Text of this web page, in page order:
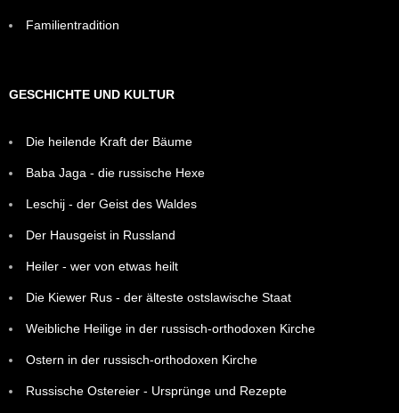
Familientradition
GESCHICHTE UND KULTUR
Die heilende Kraft der Bäume
Baba Jaga - die russische Hexe
Leschij - der Geist des Waldes
Der Hausgeist in Russland
Heiler - wer von etwas heilt
Die Kiewer Rus - der älteste ostslawische Staat
Weibliche Heilige in der russisch-orthodoxen Kirche
Ostern in der russisch-orthodoxen Kirche
Russische Ostereier - Ursprünge und Rezepte